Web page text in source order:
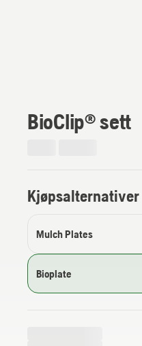
BioClip® sett
Kjøpsalternativer
Mulch Plates
Bioplate